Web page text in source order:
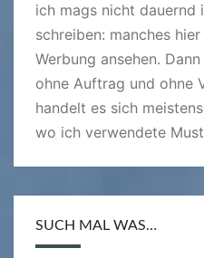
ich mags nicht dauernd
schreiben: manches
Werbung ansehen.
ohne Auftrag und ohne
handelt es sich
wo ich verwendete
SUCH MAL WAS…